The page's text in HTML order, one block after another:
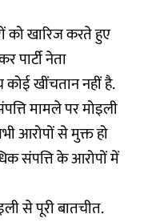
को खारिज करते हुए
पार्टी नेता
खींचतान नहीं है.
मामले पर मोइली
आरोपों से मुक्त हो
संपत्ति के आरोपों में
से पूरी बातचीत.